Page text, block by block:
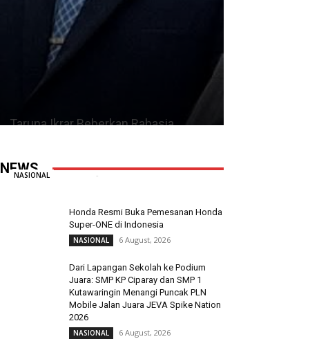
NEWS
Taruna Ikrar Beberkan Rahasia
NASIONAL -
Honda Resmi Buka Pemesanan Honda
Super-ONE di Indonesia
NASIONAL 6 August, 2026
Dari Lapangan Sekolah ke Podium
Juara: SMP KP Ciparay dan SMP 1
Kutawaringin Menangi Puncak PLN
Mobile Jalan Juara JEVA Spike Nation
2026
NASIONAL 6 August, 2026